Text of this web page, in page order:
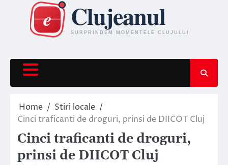
content
Home
Stiri locale
Cinci traficanti de droguri, prinsi de DIICOT Cluj
Cinci traficanti de droguri,
prinsi de DIICOT Cluj